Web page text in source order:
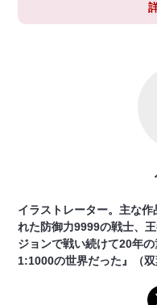
イラストレーター。主な
れた防御力9999の戦士、
ジョンで戦い続けて20年
1:1000の世界だった』（双